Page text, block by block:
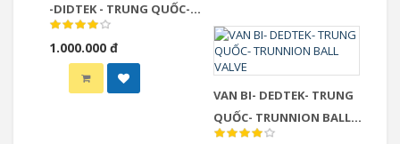
-DIDTEK - TRUNG QUỐC-
High Pressure 2500LB PSB
Butt Welded Tilting Disc
Check Valve
1.000.000 đ
VAN BI- DEDTEK- TRUNG
QUỐC- TRUNNION BALL
VALVE